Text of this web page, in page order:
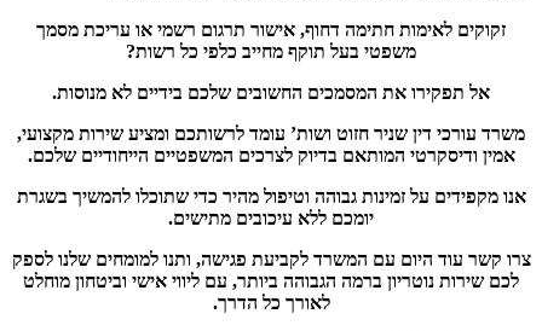
זקוקים לאימות חתימה דחוף, אישור תרגום רשמי או עריכת מסמך
משפטי בעל תוקף מחייב כלפי כל רשות?
אל תפקירו את המסמכים החשובים שלכם בידיים לא מנוסות.
משרד עורכי דין שניר חזוט ושות’ עומד לרשותכם ומציע שירות מקצועי,
אמין ודיסקרטי המותאם בדיוק לצרכים המשפטיים הייחודיים שלכם.
אנו מקפידים על זמינות גבוהה וטיפול מהיר כדי שתוכלו להמשיך בשגרת
יומכם ללא עיכובים מתישים.
צרו קשר עוד היום עם המשרד לקביעת פגישה, ותנו למומחים שלנו לספק
לכם שירות נוטריון ברמה הגבוהה ביותר, עם ליווי אישי וביטחון מוחלט
לאורך כל הדרך.